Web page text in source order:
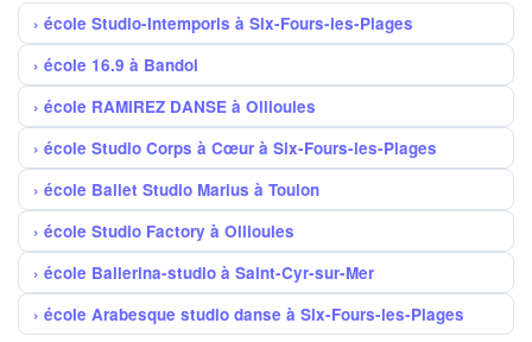
école Studio-Intemporis à Six-Fours-les-Plages
école 16.9 à Bandol
école RAMIREZ DANSE à Ollioules
école Studio Corps à Cœur à Six-Fours-les-Plages
école Ballet Studio Marius à Toulon
école Studio Factory à Ollioules
école Ballerina-studio à Saint-Cyr-sur-Mer
école Arabesque studio danse à Six-Fours-les-Plages